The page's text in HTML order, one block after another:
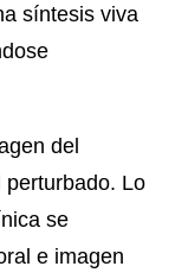
síntesis viva
del
perturbado. Lo
se
e imagen